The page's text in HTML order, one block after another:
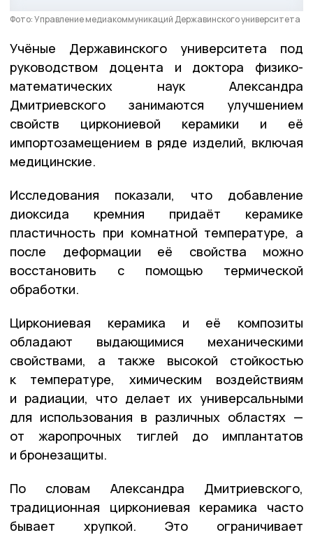
Фото: Управление медиакоммуникаций Державинского университета
Учёные Державинского университета под
руководством доцента и доктора физико-
математических наук Александра
Дмитриевского занимаются улучшением
свойств циркониевой керамики и её
импортозамещением в ряде изделий, включая
медицинские.
Исследования показали, что добавление
диоксида кремния придаёт керамике
пластичность при комнатной температуре, а
после деформации её свойства можно
восстановить с помощью термической
обработки.
Циркониевая керамика и её композиты
обладают выдающимися механическими
свойствами, а также высокой стойкостью
к температуре, химическим воздействиям
и радиации, что делает их универсальными
для использования в различных областях —
от жаропрочных тиглей до имплантатов
и бронезащиты.
По словам Александра Дмитриевского,
традиционная циркониевая керамика часто
бывает хрупкой. Это ограничивает